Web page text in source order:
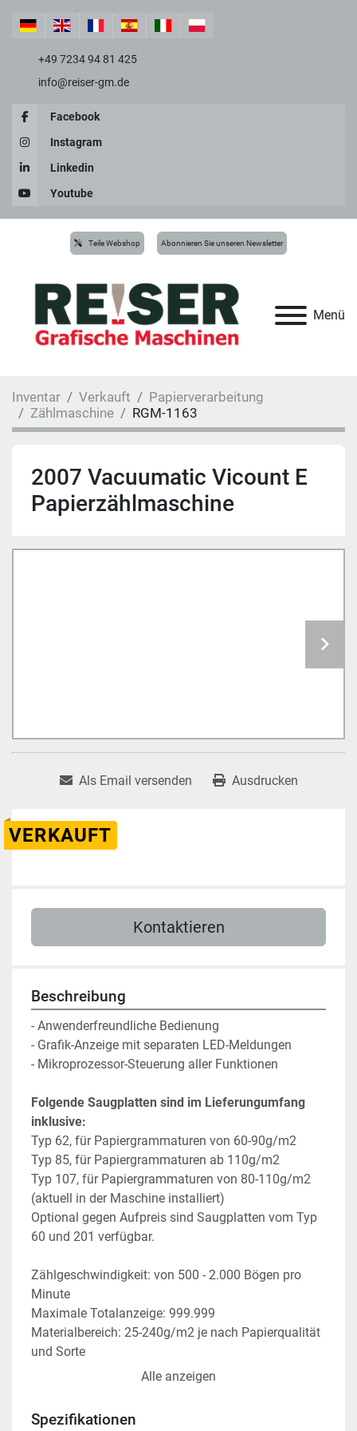
+49 7234 94 81 425
info@reiser-gm.de
Facebook
Instagram
Linkedin
Youtube
Menü
Teile Webshop Abonnieren Sie unseren Newsletter
Inventar Verkauft
Papierverarbeitung
Zählmaschine
RGM-1163
2007 Vacuumatic Vicount E
Papierzählmaschine
Als Email versenden Ausdrucken
VERKAUFT
Kontaktieren
Beschreibung
- Anwenderfreundliche Bedienung
- Grafik-Anzeige mit separaten LED-Meldungen
- Mikroprozessor-Steuerung aller Funktionen
Folgende Saugplatten sind im Lieferungumfang
inklusive:
Typ 62, für Papiergrammaturen von 60-90g/m2
Typ 85, für Papiergrammaturen ab 110g/m2
Typ 107, für Papiergrammaturen von 80-110g/m2
(aktuell in der Maschine installiert)
Optional gegen Aufpreis sind Saugplatten vom Typ
60 und 201 verfügbar.
Zählgeschwindigkeit: von 500 - 2.000 Bögen pro
Minute
Maximale Totalanzeige: 999.999
Materialbereich: 25-240g/m2 je nach Papierqualität
und Sorte
Einschussoptionen: von 2 bis 9.999
Alle anzeigen
Spezifikationen